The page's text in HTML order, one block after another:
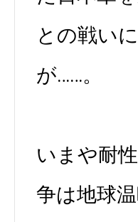
との戦い
が……。
いまや耐
争は地球